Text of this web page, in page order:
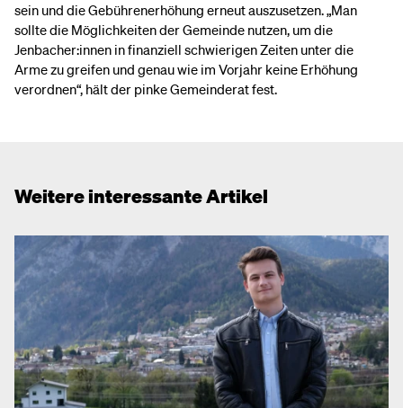
sein und die Gebührenerhöhung erneut auszusetzen. „Man
sollte die Möglichkeiten der Gemeinde nutzen, um die
Jenbacher:innen in finanziell schwierigen Zeiten unter die
Arme zu greifen und genau wie im Vorjahr keine Erhöhung
verordnen“, hält der pinke Gemeinderat fest.
Weitere interessante Artikel